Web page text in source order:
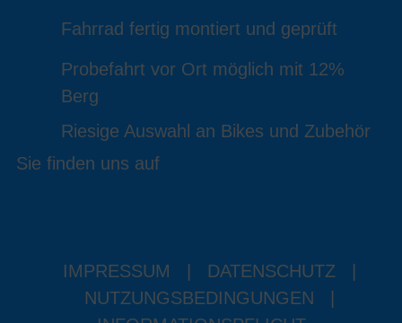
Fahrrad fertig montiert und geprüft
Probefahrt vor Ort möglich mit 12%
Berg
Riesige Auswahl an Bikes und Zubehör
Sie finden uns auf
IMPRESSUM DATENSCHUTZ
NUTZUNGSBEDINGUNGEN